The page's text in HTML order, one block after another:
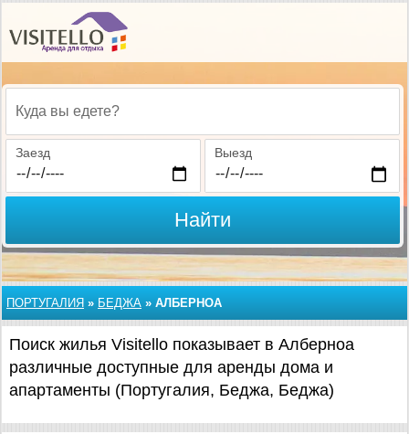
Куда вы едете?
Заезд Выезд
Найти
ПОРТУГАЛИЯ » БЕДЖА » АЛБЕРНОА
Поиск жилья Visitello показывает в Алберноа
различные доступные для аренды дома и
апартаменты (Португалия, Беджа, Беджа)